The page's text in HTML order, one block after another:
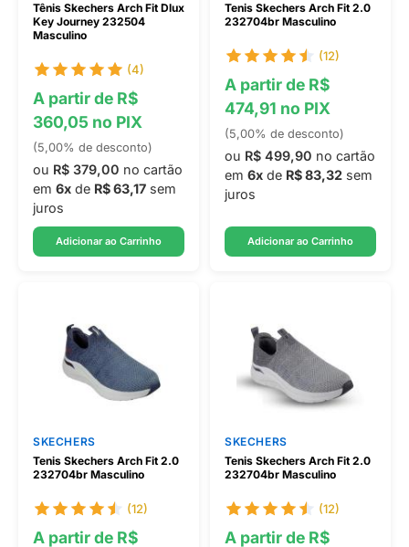
Tênis Skechers Arch Fit Dlux
Key Journey 232504
Masculino
(4)
A partir de R$
360,05 no PIX
(5,00% de desconto)
ou R$ 379,00 no cartão
em 6x de R$ 63,17 sem
juros
Adicionar ao Carrinho
Tenis Skechers Arch Fit 2.0
232704br Masculino
(12)
A partir de R$
474,91 no PIX
(5,00% de desconto)
ou R$ 499,90 no cartão
em 6x de R$ 83,32 sem
juros
Adicionar ao Carrinho
SKECHERS
Tenis Skechers Arch Fit 2.0
232704br Masculino
(12)
A partir de R$
SKECHERS
Tenis Skechers Arch Fit 2.0
232704br Masculino
(12)
A partir de R$